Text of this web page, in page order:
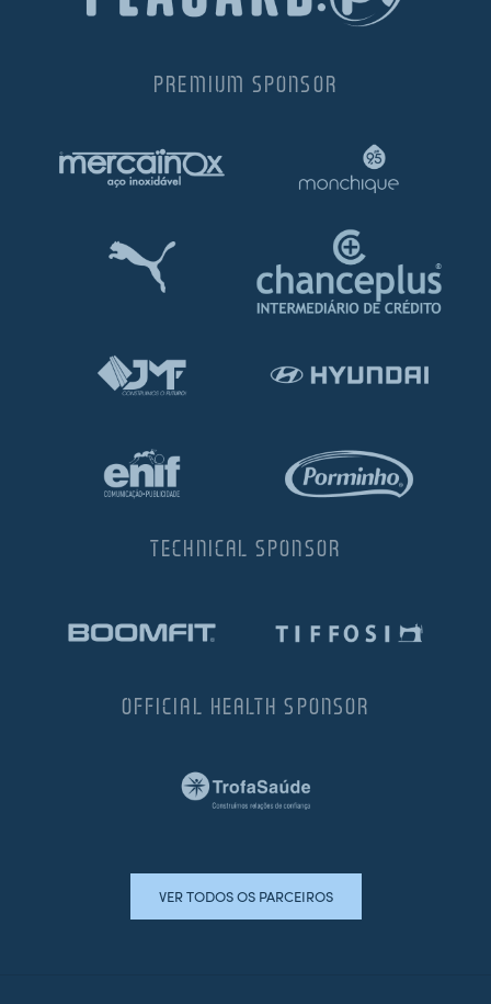
PREMIUM SPONSOR
TECHNICAL SPONSOR
OFFICIAL HEALTH SPONSOR
VER TODOS OS PARCEIROS